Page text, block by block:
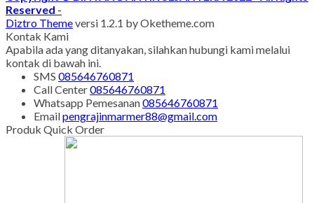
Tgl Merah : Libur
Copyright © BINTANG ANTIK SEJAHTERA 2022 - All Rights
Reserved-
Diztro Themeversi 1.2.1 by Oketheme.com
Kontak Kami
Apabila ada yang ditanyakan, silahkan hubungi kami melalui
kontak di bawah ini.
SMS085646760871
Call Center085646760871
Whatsapp